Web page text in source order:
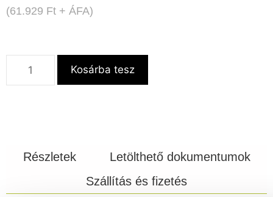
(61.929 Ft + ÁFA)
Kosárba tesz
Részletek
Letölthető dokumentumok
Szállítás és fizetés